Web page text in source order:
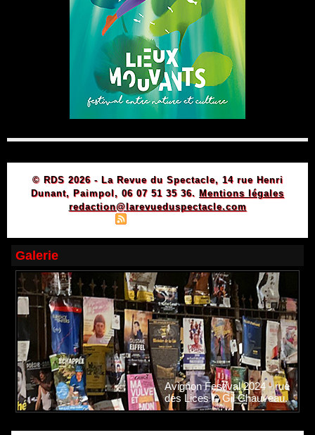
© RDS 2026 - La Revue du Spectacle, 14 rue Henri
Dunant, Paimpol, 06 07 51 35 36. Mentions légales
redaction@larevueduspectacle.com
Galerie
Avignon Festival 2024 - rue
des Lices © Gil Chauveau.